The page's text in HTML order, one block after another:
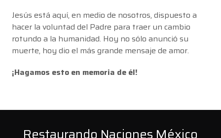
Jesús está aquí, en medio de nosotros, dispuesto a
hacer la voluntad del Padre para traer un cambio
rotundo a la humanidad. Hoy no sólo anunció su
muerte, hoy dio el más grande mensaje de amor.
¡Hagamos esto en memoria de él!